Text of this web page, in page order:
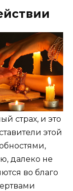
страх, и это
этой
далеко не
во благо